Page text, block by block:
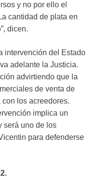
y no por ello el
cantidad de plata en
dicen.
intervención del Estado
adelante la Justicia.
advirtiendo que la
de venta de
los acreedores.
implica un
será uno de los
para defenderse